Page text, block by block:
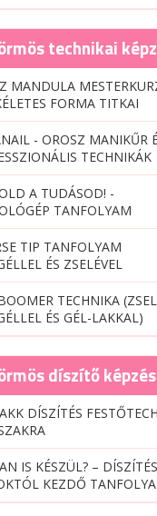
technikai
MANDULA
FORMA TITKAI
- OROSZ MANIKŰR
TECHNIKÁK
A TUDÁSOD! -
TANFOLYAM
TIP TANFOLYAM
ÉS ZSELÉVEL
TECHNIKA
ÉS GÉL-LAKKAL)
díszítő
DÍSZÍTÉS
IS KÉSZÜL? –
KEZDŐ